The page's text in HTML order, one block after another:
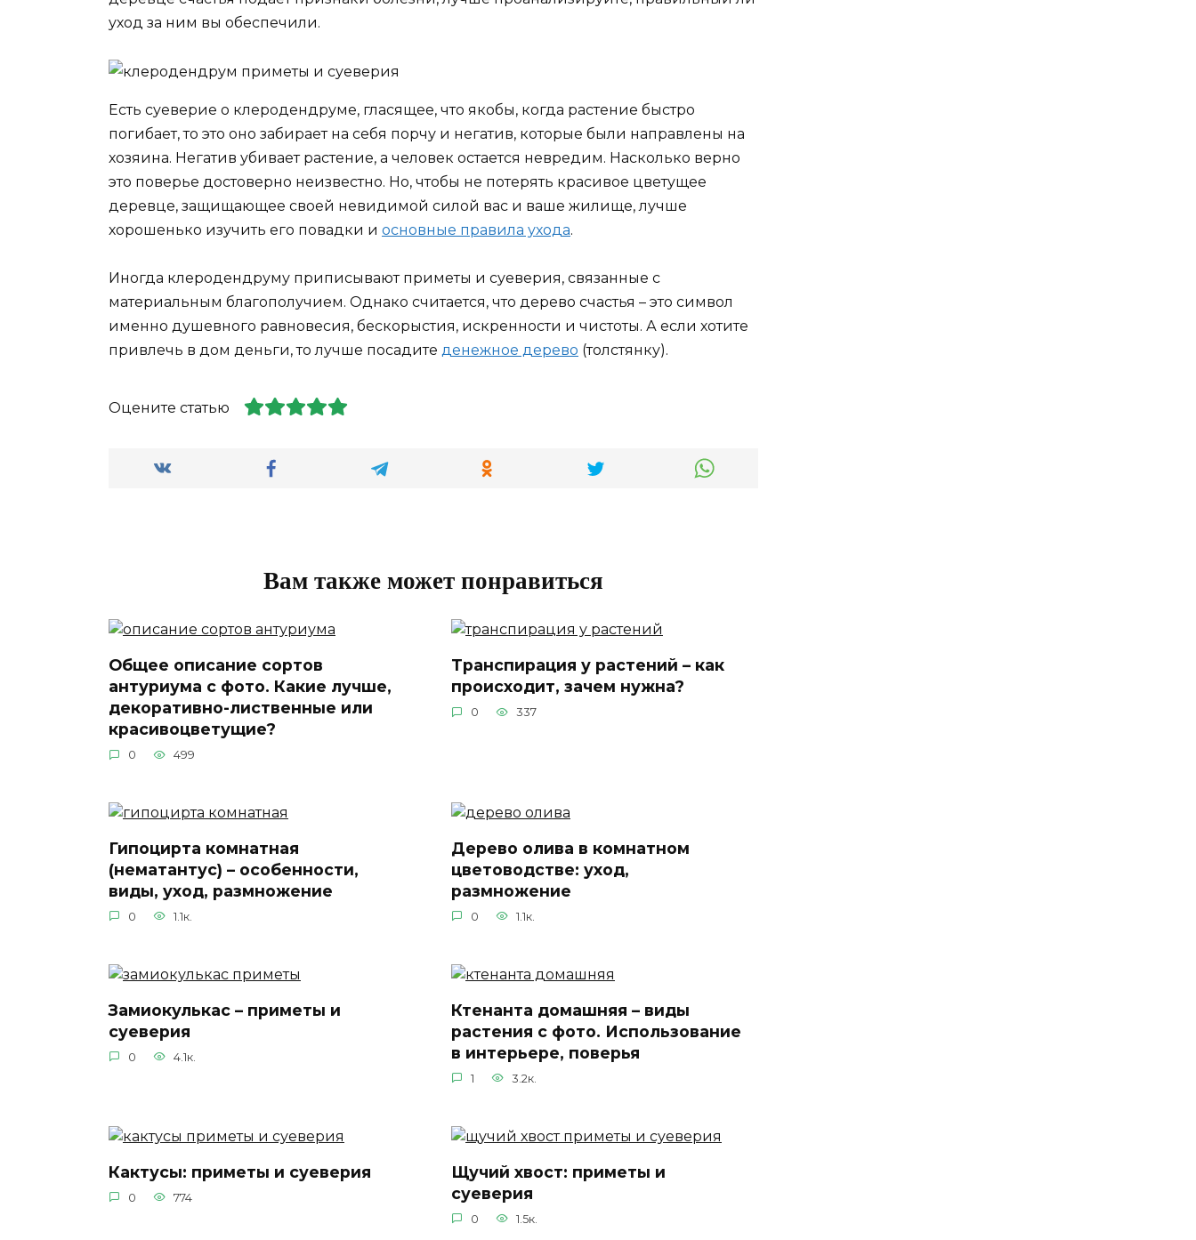
уход за ним вы обеспечили.
Есть суеверие о клеродендруме, гласящее, что якобы, когда растение быстро
погибает, то это оно забирает на себя порчу и негатив, которые были направлены на
хозяина. Негатив убивает растение, а человек остается невредим. Насколько верно
это поверье достоверно неизвестно. Но, чтобы не потерять красивое цветущее
деревце, защищающее своей невидимой силой вас и ваше жилище, лучше
хорошенько изучить его повадки и основные правила ухода.
Иногда клеродендруму приписывают приметы и суеверия, связанные с
материальным благополучием. Однако считается, что дерево счастья – это символ
именно душевного равновесия, бескорыстия, искренности и чистоты. А если хотите
привлечь в дом деньги, то лучше посадите денежное дерево (толстянку).
Оцените статью
Вам также может понравиться
Общее описание сортов
антуриума с фото. Какие лучше,
декоративно-лиственные или
красивоцветущие?
0 499
Транспирация у растений – как
происходит, зачем нужна?
0 337
Гипоцирта комнатная
(нематантус) – особенности,
виды, уход, размножение
0 1.1к.
Дерево олива в комнатном
цветоводстве: уход,
размножение
0 1.1к.
Замиокулькас – приметы и
суеверия
0 4.1к.
Ктенанта домашняя – виды
растения с фото. Использование
в интерьере, поверья
1 3.2к.
Кактусы: приметы и суеверия
0 774
Щучий хвост: приметы и
суеверия
0 1.5к.